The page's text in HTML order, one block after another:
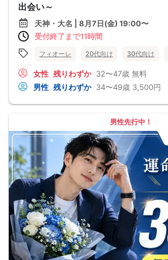
出会い～
天神・大名 | 8月7日(金) 19:00〜
受付終了まで11時間
フィオーレ 20代向け 30代向け
女性 残りわずか 32〜47歳 無料
男性 残りわずか 34〜49歳 3,500円
男性先行中！